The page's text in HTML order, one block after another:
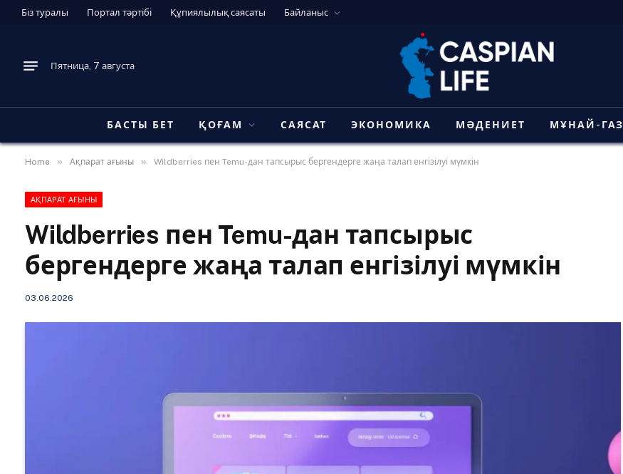
Біз туралы Портал тәртібі Құпиялылық саясаты Байланыс
Пятница, 7 августа
БАСТЫ БЕТ ҚОҒАМ САЯСАТ ЭКОНОМИКА МӘДЕНИЕТ МҰНАЙ-ГАЗ
Home » Ақпарат ағыны » Wildberries пен Temu-дан тапсырыс бергендерге жаңа талап енгізілуі мүмкін
АҚПАРАТ АҒЫНЫ
Wildberries пен Temu-дан тапсырыс
бергендерге жаңа талап енгізілуі мүмкін
03.06.2026